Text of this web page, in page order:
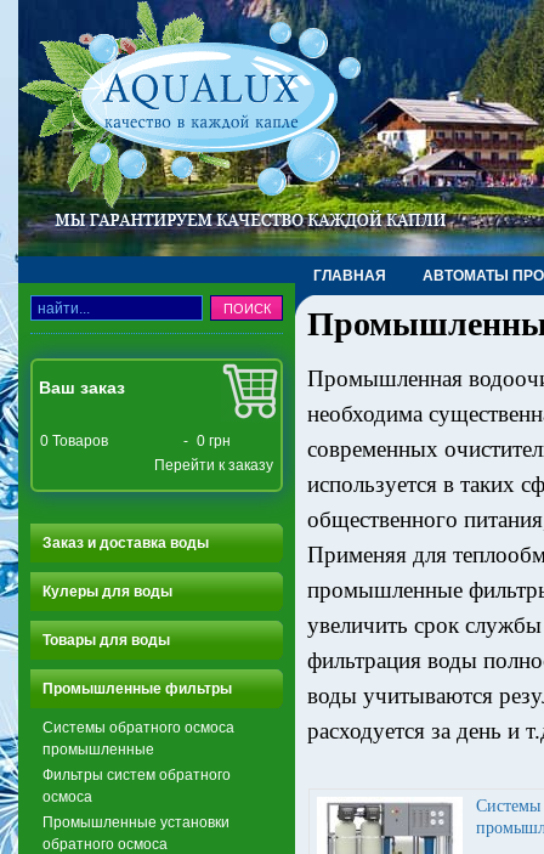
ГЛАВНАЯ АВТОМАТЫ
ТРУБЫ, ФИТИНГИ, КРАНЫ
Ваш заказ
0 Товаров - 0 грн
Перейти к заказу
Заказ и доставка воды
Кулеры для воды
Товары для воды
Промышленные фильтры
Системы обратного осмоса
промышленные
Фильтры систем обратного
осмоса
Промышленные установки
обратного осмоса
Промышленная
необходима
современных
используется в таких
общественного
Применяя для
промышленные
увеличить срок
фильтрация воды
воды учитываются
расходуется за день и
Системы